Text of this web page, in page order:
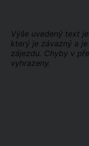
Výše uvedený text
který je závazný a
zájezdu. Chyby v
vyhrazeny.